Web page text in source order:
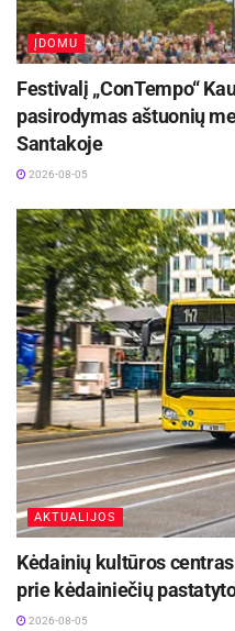
ĮDOMU
Festivalį „ConTempo“
pasirodymas aštuonių
Santakoje
2026-08-05
AKTUALIJOS
Kėdainių kultūros
prie kėdainiečių
2026-08-05